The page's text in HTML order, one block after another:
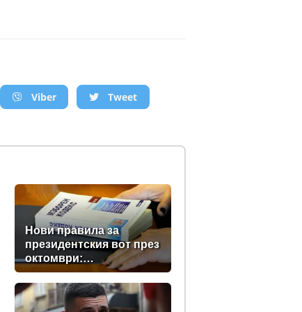
Viber
Tweet
Нови правила за
президентския вот през
октомври:
Парламентът прие
промени в Изборния
кодекс